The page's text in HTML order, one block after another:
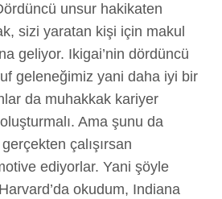
unsur hakikaten
sizi yaratan kişi için makul
geliyor. Ikigai’nin dördüncü
geleneğimiz yani daha iyi bir
da muhakkak kariyer
Ama şunu da
çalışırsan
ediyorlar. Yani şöyle
okudum, Indiana